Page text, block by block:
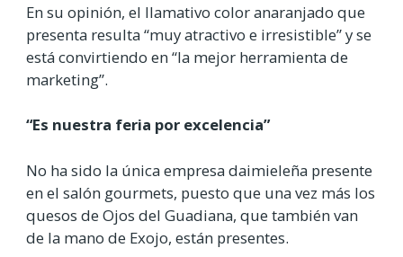
En su opinión, el llamativo color anaranjado que
presenta resulta “muy atractivo e irresistible” y se
está convirtiendo en “la mejor herramienta de
marketing”.
“Es nuestra feria por excelencia”
No ha sido la única empresa daimieleña presente
en el salón gourmets, puesto que una vez más los
quesos de Ojos del Guadiana, que también van
de la mano de Exojo, están presentes.